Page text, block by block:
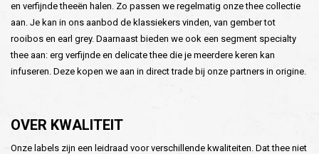
en verfijnde theeën halen. Zo passen we regelmatig onze thee collectie
aan. Je kan in ons aanbod de klassiekers vinden, van gember tot
rooibos en earl grey. Daarnaast bieden we ook een segment specialty
thee aan: erg verfijnde en delicate thee die je meerdere keren kan
infuseren. Deze kopen we aan in direct trade bij onze partners in origine.
OVER KWALITEIT
Onze labels zijn een leidraad voor verschillende kwaliteiten. Dat thee niet